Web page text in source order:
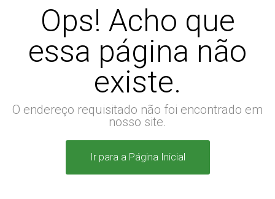
Ops! Acho que
essa página não
existe.
O endereço requisitado não foi encontrado em
nosso site.
Ir para a Página Inicial